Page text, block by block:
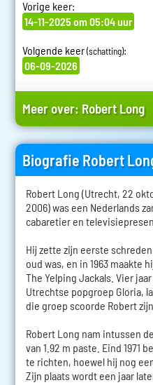
Vorige keer:
14-11-2025 om 05:04 uur
Volgende keer(schatting):
06-09-2026
Meer over: Robert Long
Biografie Robert
Robert Long (Utrecht, 22
2006) was een Nederlands
cabaretier en
Hij zette zijn eerste
oud was, en in 1963 maakte
The Yelping Jackals. Vier
Utrechtse popgroep Gloria,
die groep scoorde Robert
Robert Long nam intussen
van 1.92 m paste. Eind 1971
te richten, hoewel hij nog
Zijn plaats wordt een jaar